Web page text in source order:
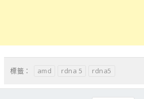
標籤： amd rdna 5 rdna5